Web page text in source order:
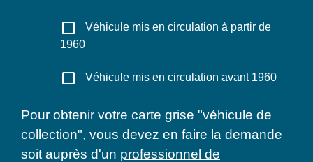
check_box_outline_blank
Véhicule mis en circulation à partir de
1960
check_box_outline_blank Véhicule mis en circulation avant 1960
Pour obtenir votre carte grise "véhicule de
collection", vous devez en faire la demande
soit auprès d'un professionnel de